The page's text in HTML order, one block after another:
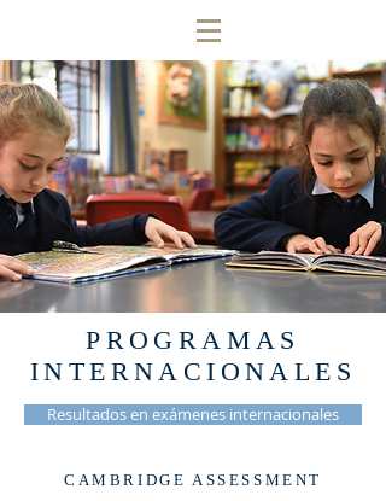
PROGRAMAS
INTERNACIONALES
Resultados en exámenes internacionales
CAMBRIDGE ASSESSMENT